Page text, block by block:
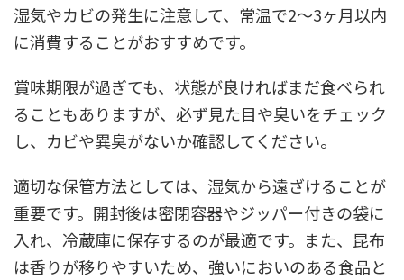
湿気やカビの発生に注意して、常温で2～3ヶ月以内
に消費することがおすすめです。
賞味期限が過ぎても、状態が良ければまだ食べられ
ることもありますが、必ず見た目や臭いをチェック
し、カビや異臭がないか確認してください。
適切な保管方法としては、湿気から遠ざけることが
重要です。開封後は密閉容器やジッパー付きの袋に
入れ、冷蔵庫に保存するのが最適です。また、昆布
は香りが移りやすいため、強いにおいのある食品と